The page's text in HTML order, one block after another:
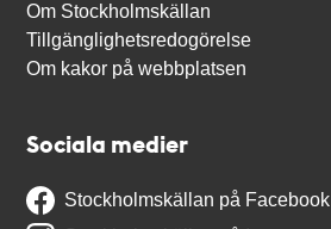
Om Stockholmskällan
Tillgänglighetsredogörelse
Om kakor på webbplatsen
Sociala medier
Stockholmskällan på Facebook